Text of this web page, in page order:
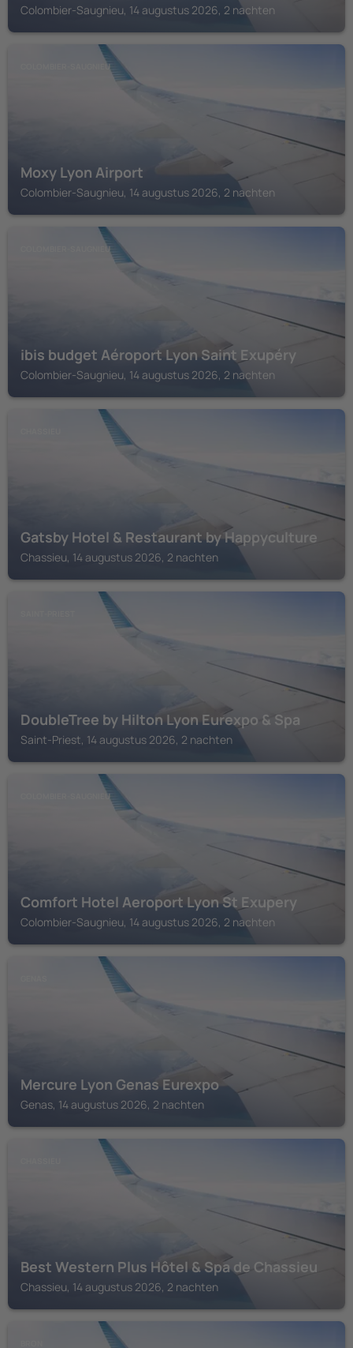
Colombier-Saugnieu, 14 augustus 2026, 2 nachten
COLOMBIER-SAUGNIEU
Moxy Lyon Airport
Colombier-Saugnieu, 14 augustus 2026, 2 nachten
COLOMBIER-SAUGNIEU
ibis budget Aéroport Lyon Saint Exupéry
Colombier-Saugnieu, 14 augustus 2026, 2 nachten
Gatsby Hotel & Restaurant by Happyculture
Chassieu, 14 augustus 2026, 2 nachten
DoubleTree by Hilton Lyon Eurexpo & Spa
Saint-Priest, 14 augustus 2026, 2 nachten
COLOMBIER-SAUGNIEU
Comfort Hotel Aeroport Lyon St Exupery
Colombier-Saugnieu, 14 augustus 2026, 2 nachten
Mercure Lyon Genas Eurexpo
Genas, 14 augustus 2026, 2 nachten
Best Western Plus Hôtel & Spa de Chassieu
Chassieu, 14 augustus 2026, 2 nachten